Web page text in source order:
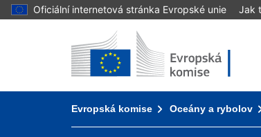
Oficiální internetová stránka Evropské unie Jak
Home - Evropská komise
Evropská komise Oceány a rybolov